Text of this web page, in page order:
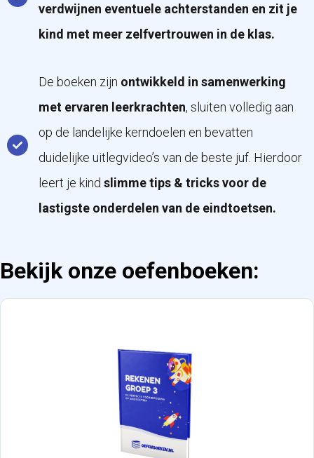
verdwijnen eventuele achterstanden en zit je
kind met meer zelfvertrouwen in de klas.
De boeken zijn ontwikkeld in samenwerking
met ervaren leerkrachten, sluiten volledig aan
op de landelijke kerndoelen en bevatten
duidelijke uitlegvideo’s van de beste juf. Hierdoor
leert je kind slimme tips & tricks voor de
lastigste onderdelen van de eindtoetsen.
Bekijk onze oefenboeken: